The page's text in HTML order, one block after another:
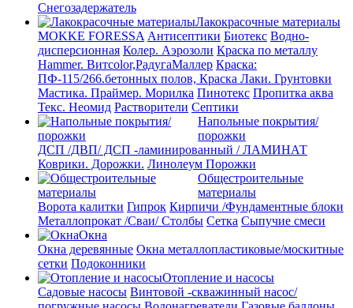
Снегозадержатель
Лакокрасочные материалы
MOKKE FORESSA Антисептики Биотекс Водно-
дисперсионная Колер. Аэрозоли Краска по металлу
Hammer. Витcolor,РадугаМаллер Краска:
ПФ-115/266.бетонных полов, Краска Лаки. Грунтовки
Мастика. Праймер. Морилка Пинотекс Пропитка аква
Текс. Неомид Растворители Септики
Напольные покрытия/
порожки
ДСП /ДВП/ ДСП -ламинированный / ЛАМИНАТ
Коврики. Дорожки. Линолеум Порожки
Общестроительные
материалы
Ворота калитки Гипрок Кирпичи /Фундаментные блоки
Металлопрокат /Сваи/ Столбы Сетка Сыпучие смеси
Окна
Окна деревянные Окна металлопластиковые/москитные
сетки Подоконники
Отопление и насосы
Cадовые насосы Винтовой -скважинный насос/